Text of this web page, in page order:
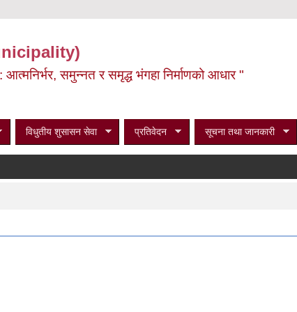
आत्मनिर्भर, समुन्नत र समृद्ध भंगहा निर्माणको आधार "
विधुतीय शुसासन सेवा प्रतिवेदन सूचना तथा जानकारी